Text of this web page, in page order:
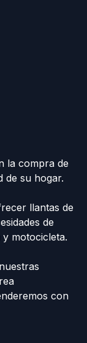
la compra de
de su hogar.
llantas de
de
motocicleta.
con